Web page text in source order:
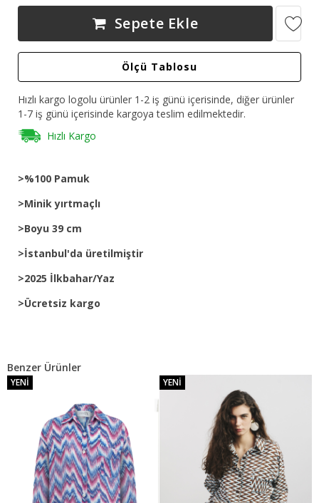
Sepete Ekle
Ölçü Tablosu
Hızlı kargo logolu ürünler 1-2 iş günü içerisinde, diğer ürünler
1-7 iş günü içerisinde kargoya teslim edilmektedir.
Hızlı Kargo
>%100 Pamuk
>Minik yırtmaçlı
>Boyu 39 cm
>İstanbul'da üretilmiştir
>2025 İlkbahar/Yaz
>Ücretsiz kargo
Benzer Ürünler
YENI YENI